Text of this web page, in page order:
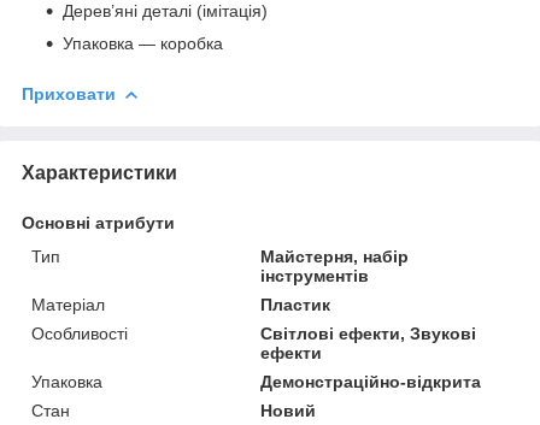
Дерев’яні деталі (імітація)
Упаковка — коробка
Приховати
Характеристики
Основні атрибути
Тип
Майстерня, набір
інструментів
Матеріал
Пластик
Особливості
Світлові ефекти, Звукові
ефекти
Упаковка
Демонстраційно-відкрита
Стан
Новий